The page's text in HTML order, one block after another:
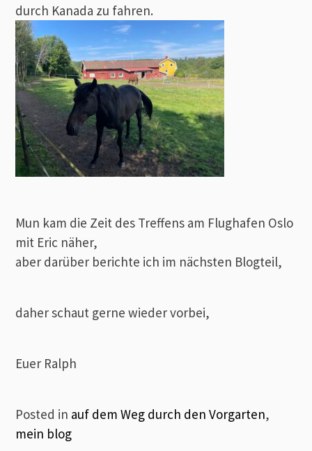
durch Kanada zu fahren.
Mun kam die Zeit des Treffens am Flughafen Oslo
mit Eric näher,
aber darüber berichte ich im nächsten Blogteil,
daher schaut gerne wieder vorbei,
Euer Ralph
Posted in auf dem Weg durch den Vorgarten,
mein blog